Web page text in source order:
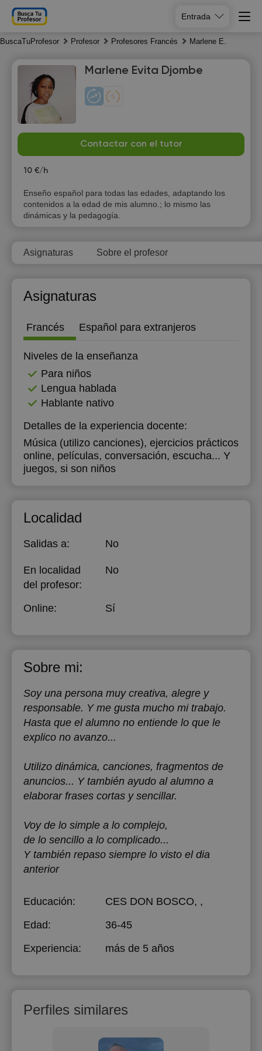
Entrada
BuscaTuProfesor Profesor Profesores Francés Marlene E.
Marlene Evita Djombe
Contactar con el tutor
10 €/h
Enseño español para todas las edades, adaptando los
contenidos a la edad de mis alumno.; lo mismo las
dinámicas y la pedagogía.
Asignaturas Sobre el profesor
Asignaturas
Francés Español para extranjeros
Niveles de la enseñanza
Para niños
Lengua hablada
Hablante nativo
Detalles de la experiencia docente:
Música (utilizo canciones), ejercicios prácticos
online, películas, conversación, escucha... Y
juegos, si son niños
Localidad
Salidas a: No
En localidad
del profesor:
No
Online: Sí
Sobre mi:
Soy una persona muy creativa, alegre y
responsable. Y me gusta mucho mi trabajo.
Hasta que el alumno no entiende lo que le
explico no avanzo...
Utilizo dinámica, canciones, fragmentos de
anuncios... Y también ayudo al alumno a
elaborar frases cortas y sencillar.
Voy de lo simple a lo complejo,
de lo sencillo a lo complicado...
Y también repaso siempre lo visto el dia
anterior
Educación: CES DON BOSCO, ,
Edad:
36-45
Experiencia:
más de 5 años
Perfiles similares
7
Sa
8
Su
9
10